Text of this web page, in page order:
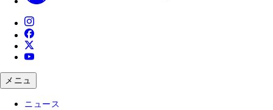
メニュ
ニュース